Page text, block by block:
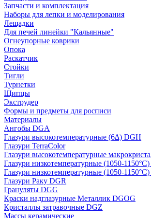
Запчасти и комплектация
Наборы для лепки и моделирования
Лещадки
Для печей линейки "Кальянные"
Огнеупорные коврики
Опока
Раскатчик
Стойки
Тигли
Турнетки
Щипцы
Экструдер
Формы и предметы для росписи
Материалы
Ангобы DGA
Глазури высокотемпературные (6∆) DGH
Глазури TerraColor
Глазури высокотемпературные
Глазури низкотемпературные (1050-
Глазури низкотемпературные (1050-
Глазури Раку DGR
Грануляты DGG
Краски надглазурные Металлик DGOG
Кристаллы затравочные DGZ
Массы керамические